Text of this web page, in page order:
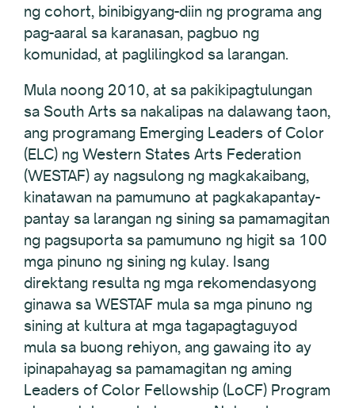
ng cohort, binibigyang-diin ng programa ang
pag-aaral sa karanasan, pagbuo ng
komunidad, at paglilingkod sa larangan.
Mula noong 2010, at sa pakikipagtulungan
sa South Arts sa nakalipas na dalawang taon,
ang programang Emerging Leaders of Color
(ELC) ng Western States Arts Federation
(WESTAF) ay nagsulong ng magkakaibang,
kinatawan na pamumuno at pagkakapantay-
pantay sa larangan ng sining sa pamamagitan
ng pagsuporta sa pamumuno ng higit sa 100
mga pinuno ng sining ng kulay. Isang
direktang resulta ng mga rekomendasyong
ginawa sa WESTAF mula sa mga pinuno ng
sining at kultura at mga tagapagtaguyod
mula sa buong rehiyon, ang gawaing ito ay
ipinapahayag sa pamamagitan ng aming
Leaders of Color Fellowship (LoCF) Program